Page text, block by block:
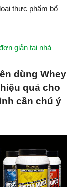
thực phẩm bổ
giản tại nhà
dùng Whey
quả cho
cần chú ý